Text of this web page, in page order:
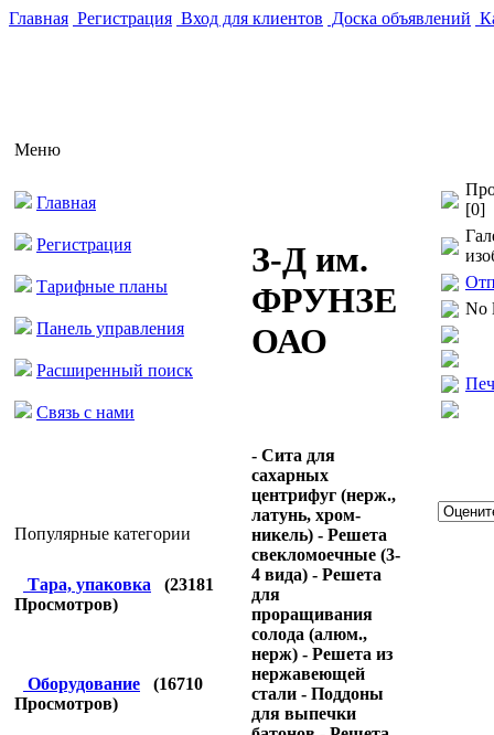
Главная Регистрация Вход для клиентов Доска объявлений
Меню
Главная
Регистрация
Тарифные планы
Панель управления
Расширенный поиск
Связь с нами
Популярные категории
Тара, упаковка (23181
Просмотров)
Оборудование (16710
Просмотров)
З-Д им.
ФРУНЗЕ
ОАО
- Сита для
сахарных
центрифуг (нерж.,
латунь, хром-
никель) - Решета
свекломоечные (3-
4 вида) - Решета
для
проращивания
солода (алюм.,
нерж) - Решета из
нержавеющей
стали - Поддоны
для выпечки
[0]
No